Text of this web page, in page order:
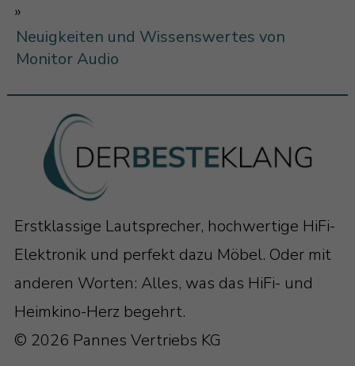
»
Neuigkeiten und Wissenswertes von
Monitor Audio
Erstklassige Lautsprecher, hochwertige HiFi-
Elektronik und perfekt dazu Möbel. Oder mit
anderen Worten: Alles, was das HiFi- und
Heimkino-Herz begehrt.
© 2026 Pannes Vertriebs KG